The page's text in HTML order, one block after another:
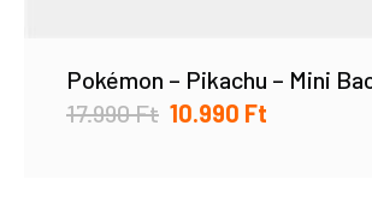
Pokémon – Pikachu – Mini
17.990Ft 10.990 Ft